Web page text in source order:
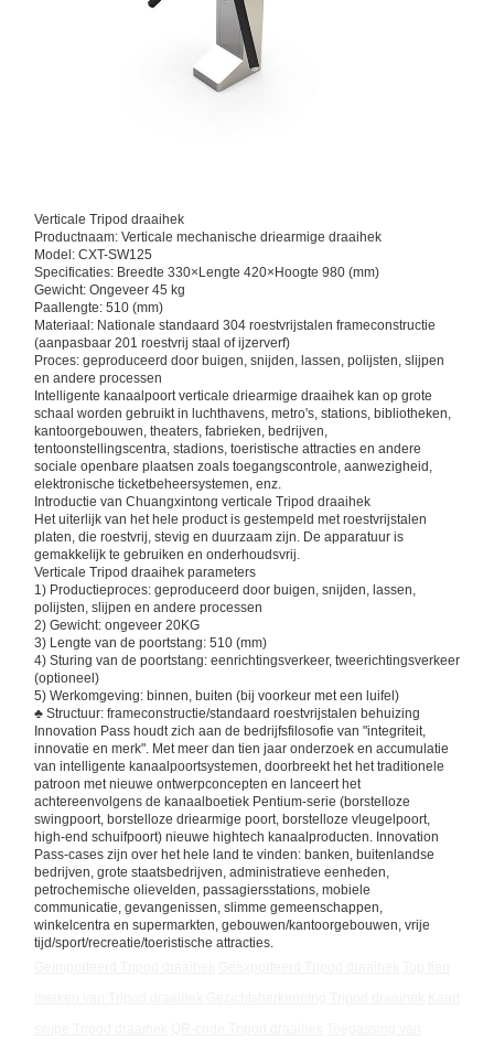
Vraag Een
Offerte
Driepootturnstile Poort
De Poort van de schommelingsbarrière
Volledige hoogteturnstile
Snelheidspoort
De poort van de klepbarrière
Glasschuifdraaien
Turnstile van het dalingswapen
Deeltjes van draaistoren
Gezichtsherkenningsmachine
Toegangscontrole voor voetgangerspoorten
QR-code scanner
Parkeermachine
barrièrepoort
Verticale Tripod draaihek
Productnaam: Verticale mechanische driearmige draaihek
Model: CXT-SW125
Specificaties: Breedte 330×Lengte 420×Hoogte 980 (mm)
Gewicht: Ongeveer 45 kg
Paallengte: 510 (mm)
Materiaal: Nationale standaard 304 roestvrijstalen frameconstructie
(aanpasbaar 201 roestvrij staal of ijzerverf)
Proces: geproduceerd door buigen, snijden, lassen, polijsten, slijpen
en andere processen
Intelligente kanaalpoort verticale driearmige draaihek kan op grote
schaal worden gebruikt in luchthavens, metro's, stations, bibliotheken,
kantoorgebouwen, theaters, fabrieken, bedrijven,
tentoonstellingscentra, stadions, toeristische attracties en andere
sociale openbare plaatsen zoals toegangscontrole, aanwezigheid,
elektronische ticketbeheersystemen, enz.
Introductie van Chuangxintong verticale Tripod draaihek
Het uiterlijk van het hele product is gestempeld met roestvrijstalen
platen, die roestvrij, stevig en duurzaam zijn. De apparatuur is
gemakkelijk te gebruiken en onderhoudsvrij.
Verticale Tripod draaihek parameters
1) Productieproces: geproduceerd door buigen, snijden, lassen,
polijsten, slijpen en andere processen
2) Gewicht: ongeveer 20KG
3) Lengte van de poortstang: 510 (mm)
4) Sturing van de poortstang: eenrichtingsverkeer, tweerichtingsverkeer
(optioneel)
5) Werkomgeving: binnen, buiten (bij voorkeur met een luifel)
♣ Structuur: frameconstructie/standaard roestvrijstalen behuizing
Innovation Pass houdt zich aan de bedrijfsfilosofie van "integriteit,
innovatie en merk". Met meer dan tien jaar onderzoek en accumulatie
van intelligente kanaalpoortsystemen, doorbreekt het het traditionele
patroon met nieuwe ontwerpconcepten en lanceert het
achtereenvolgens de kanaalboetiek Pentium-serie (borstelloze
swingpoort, borstelloze driearmige poort, borstelloze vleugelpoort,
high-end schuifpoort) nieuwe hightech kanaalproducten. Innovation
Pass-cases zijn over het hele land te vinden: banken, buitenlandse
bedrijven, grote staatsbedrijven, administratieve eenheden,
petrochemische olievelden, passagiersstations, mobiele
communicatie, gevangenissen, slimme gemeenschappen,
winkelcentra en supermarkten, gebouwen/kantoorgebouwen, vrije
tijd/sport/recreatie/toeristische attracties.